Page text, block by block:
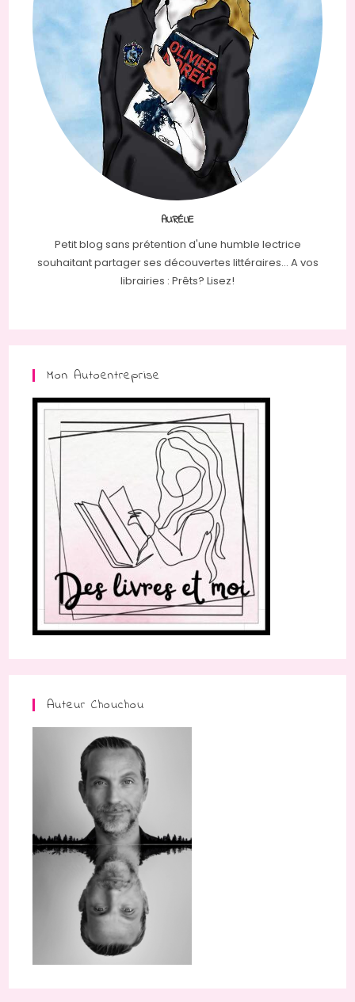
AURÉLIE
Petit blog sans prétention d'une humble lectrice
souhaitant partager ses découvertes littéraires... A vos
librairies : Prêts? Lisez!
Mon Autoentreprise
Auteur Chouchou